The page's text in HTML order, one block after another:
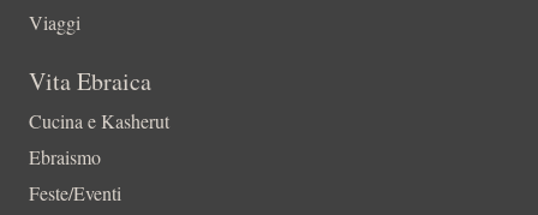
Viaggi
Vita Ebraica
Cucina e Kasherut
Ebraismo
Feste/Eventi